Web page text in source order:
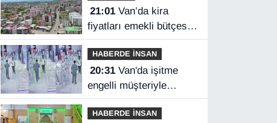
21:01Van’da kira
fiyatları emekli bütçesini
zorluyor
HABERDE İNSAN
20:31Van'da işitme
engelli müşteriyle
halaylı pazarlık
gülümsetti
HABERDE İNSAN